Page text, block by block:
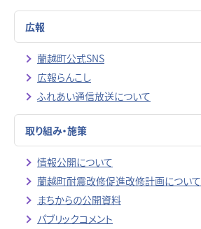
広報
蘭越町公式SNS
広報らんこし
ふれあい通信放送について
取り組み・施策
情報公開について
蘭越町耐震改修促進改修計画について
まちからの公開資料
パブリックコメント